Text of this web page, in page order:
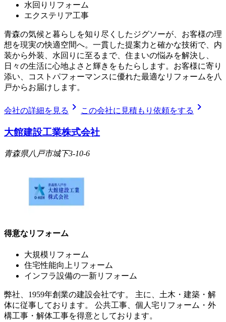
水回りリフォーム
エクステリア工事
青森の気候と暮らしを知り尽くしたジグソーが、お客様の理
想を現実の快適空間へ。一貫した提案力と確かな技術で、内
装から外装、水回りに至るまで、住まいの悩みを解決し、
日々の生活に心地よさと輝きをもたらします。お客様に寄り
添い、コストパフォーマンスに優れた最適なリフォームを八
戸からお届けします。
会社の詳細を見る chevron_right この会社に見積もり依頼をする chevron_right
大館建設工業株式会社
青森県八戸市城下3-10-6
得意なリフォーム
大規模リフォーム
住宅性能向上リフォーム
インフラ設備の一新リフォーム
弊社、1959年創業の建設会社です。 主に、土木・建築・解
体に従事しております。 公共工事、個人宅リフォーム・外
構工事・解体工事を得意としております。